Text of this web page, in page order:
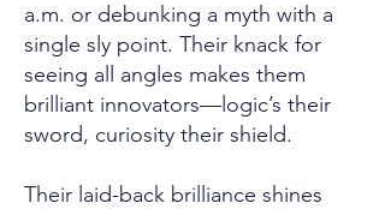
a.m. or debunking a myth with a
single sly point. Their knack for
seeing all angles makes them
brilliant innovators—logic’s their
sword, curiosity their shield.
Their laid-back brilliance shines